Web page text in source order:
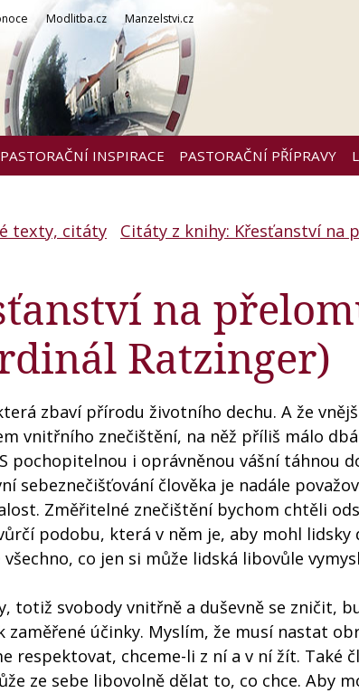
Modlitba.cz Manzelstvi.cz
PASTORAČNÍ INSPIRACE PASTORAČNÍ PŘÍPRAVY
texty, citáty
Citáty z knihy: Křesťanství na
na
Ratzinger)
zbaví přírodu životního dechu. A že
vnitřního znečištění, na něž příliš málo
pochopitelnou i oprávněnou vášní táhnou
člověka je nadále
Změřitelné znečištění bychom chtěli
podobu, která v něm je, aby mohl lidsky
co jen si může lidská libovůle
totiž svobody vnitřně a duševně se zničit,
účinky. Myslím, že musí nastat
respektovat, chceme-li z ní a v ní žít. Také
ze sebe libovolně dělat to, co chce. Aby